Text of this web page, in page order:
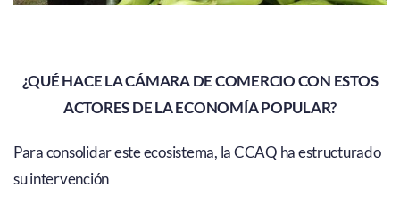
¿QUÉ HACE LA CÁMARA DE COMERCIO CON ESTOS
ACTORES DE LA ECONOMÍA POPULAR?
Para consolidar este ecosistema, la CCAQ ha estructurado
su intervención